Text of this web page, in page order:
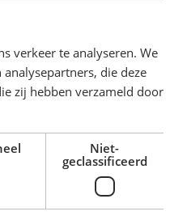
Gewicht
verkeer te analyseren. We
die deze
zij hebben verzameld door
Niet-
geclassificeerd